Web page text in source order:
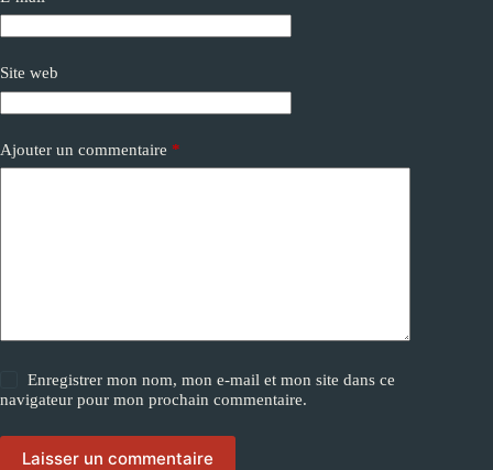
Site web
Ajouter un commentaire *
Enregistrer mon nom, mon e-mail et mon site dans ce
navigateur pour mon prochain commentaire.
Laisser un commentaire
i
v
: